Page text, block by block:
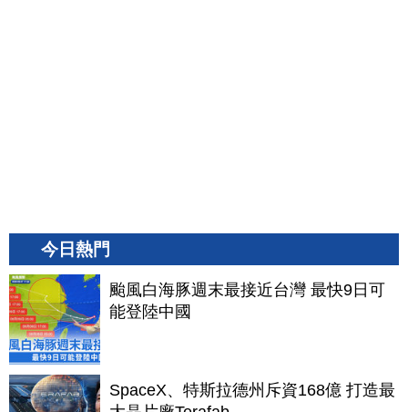
今日熱門
颱風白海豚週末最接近台灣 最快9日可
能登陸中國
SpaceX、特斯拉德州斥資168億 打造最